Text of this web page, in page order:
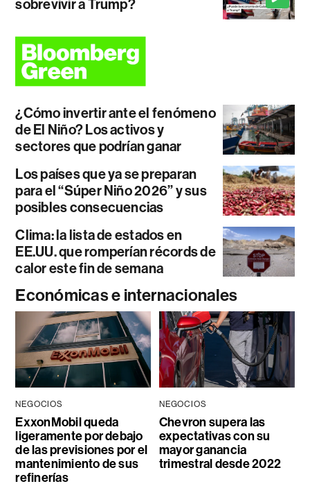
sobrevivir a Trump?
¿Cómo invertir ante el fenómeno
de El Niño? Los activos y
sectores que podrían ganar
Los países que ya se preparan
para el “Súper Niño 2026” y sus
posibles consecuencias
Clima: la lista de estados en
EE.UU. que romperían récords de
calor este fin de semana
Económicas e internacionales
NEGOCIOS
ExxonMobil queda
ligeramente por debajo
de las previsiones por el
mantenimiento de sus
refinerías
NEGOCIOS
Chevron supera las
expectativas con su
mayor ganancia
trimestral desde 2022